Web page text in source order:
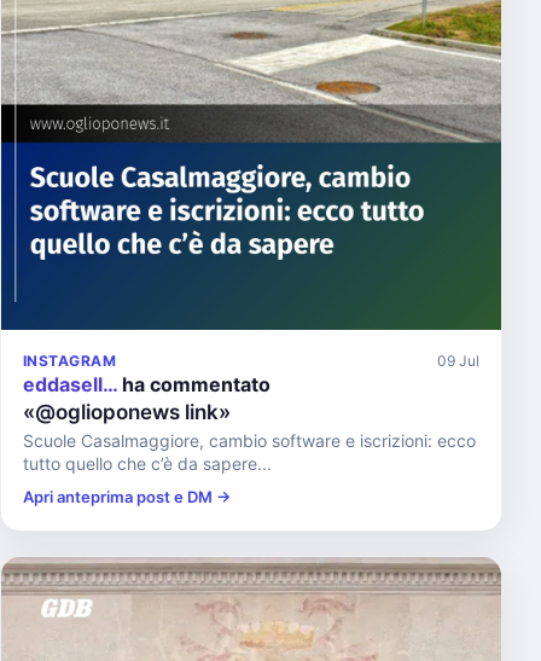
INSTAGRAM 09 Jul
eddasell… ha commentato
«@oglioponews link»
Scuole Casalmaggiore, cambio software e iscrizioni: ecco
tutto quello che c’è da sapere...
Apri anteprima post e DM →